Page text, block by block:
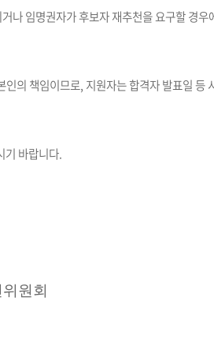
나 임명권자가 후보자 재추천을 요구할 경우
의 책임이므로, 지원자는 합격자 발표일 등
바랍니다.
원회